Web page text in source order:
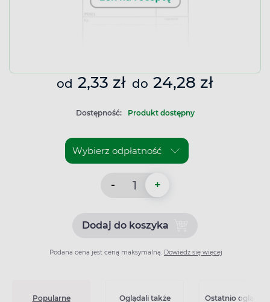
od 2,33 zł do 24,28 zł
Dostępność: Produkt dostępny
- +
Dodaj do koszykaDodaj do koszyka Apo-
Podana cena jest ceną maksymalną. Dowiedz się więcej
Popularne Oglądali także Ostatnio